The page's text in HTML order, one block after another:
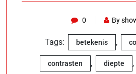
0 By
Tags: betekenis ,
contrasten , diepte ,